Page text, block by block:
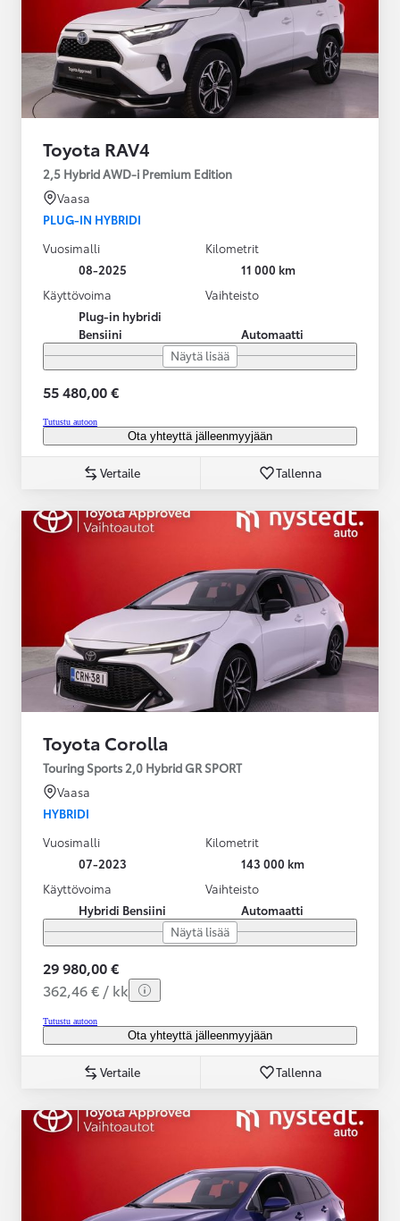
Toyota RAV4
2,5 Hybrid AWD-i Premium Edition
Vaasa
PLUG-IN HYBRIDI
Vuosimalli
08-2025
Kilometrit
11 000 km
Käyttövoima
Plug-in hybridi
Bensiini
Vaihteisto
Automaatti
Näytä lisää
55 480,00 €
Tutustu autoon
Ota yhteyttä jälleenmyyjään
Vertaile Tallenna
Toyota Corolla
Touring Sports 2,0 Hybrid GR SPORT
Vaasa
HYBRIDI
Vuosimalli
07-2023
Kilometrit
143 000 km
Käyttövoima
Hybridi Bensiini
Vaihteisto
Automaatti
Näytä lisää
29 980,00 €
362,46 € / kk
Tutustu autoon
Ota yhteyttä jälleenmyyjään
Vertaile Tallenna